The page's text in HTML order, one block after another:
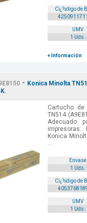
Cï¿½digo de
UMV
1 Uds.
+ Información
- Konica Minolta
Cartucho
TN514
Adecuado
impresoras:
Konica
...
Envase
1 Uds.
Cï¿½digo de
UMV
1 Uds.